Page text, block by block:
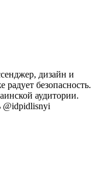
дизайн и
безопасность.
аудитории.
@idpidlisnyi